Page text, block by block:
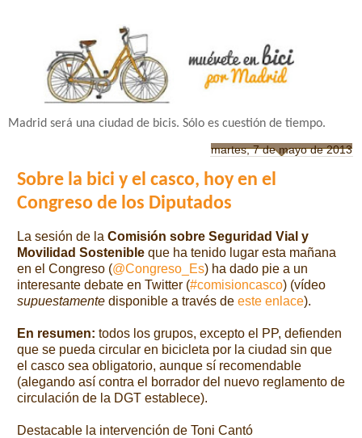
Madrid será una ciudad de bicis. Sólo es cuestión de tiempo.
martes, 7 de mayo de 2013
Sobre la bici y el casco, hoy en el
Congreso de los Diputados
La sesión de la Comisión sobre Seguridad Vial y
Movilidad Sostenible que ha tenido lugar esta mañana
en el Congreso (@Congreso_Es) ha dado pie a un
interesante debate en Twitter (#comisioncasco) (vídeo
supuestamente disponible a través de este enlace).
En resumen: todos los grupos, excepto el PP, defienden
que se pueda circular en bicicleta por la ciudad sin que
el casco sea obligatorio, aunque sí recomendable
(alegando así contra el borrador del nuevo reglamento de
circulación de la DGT establece).
Destacable la intervención de Toni Cantó